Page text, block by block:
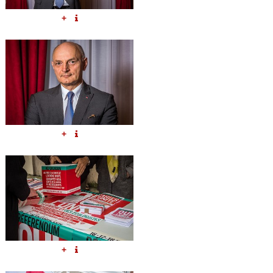
+
+
+